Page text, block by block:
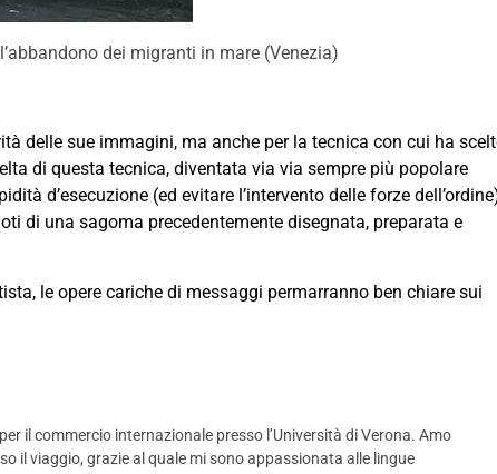
dei migranti in mare (Venezia)
delle sue immagini, ma anche per la tecnica con cui ha
di questa tecnica, diventata via via sempre più popolare
d’esecuzione (ed evitare l’intervento delle forze
di una sagoma precedentemente disegnata, preparata e
le opere cariche di messaggi permarranno ben chiare sui
il commercio internazionale presso l’Università di Verona. Amo
il viaggio, grazie al quale mi sono appassionata alle lingue